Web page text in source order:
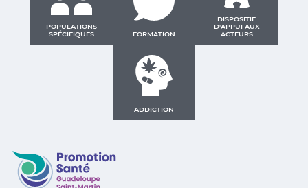
POPULATIONS
SPÉCIFIQUES
FORMATION
DISPOSITIF
D'APPUI AUX
ACTEURS
ADDICTION
Promotion Santé Guadeloupe, Saint-Martin, Saint